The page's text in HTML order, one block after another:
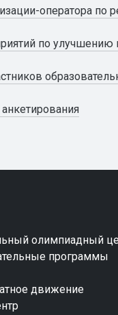
оператора по
по улучшению
олимпиадный
программы
движение